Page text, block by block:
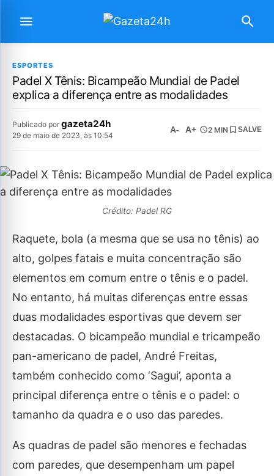
ESPORTES
Padel X Tênis: Bicampeão Mundial de Padel
explica a diferença entre as modalidades
Publicado por gazeta24h
29 de maio de 2023, às 10:54
A- A+ 2 MIN SALVE
Crédito: Padel RG
Raquete, bola (a mesma que se usa no tênis) ao
alto, golpes fatais e muita concentração são
elementos em comum entre o tênis e o padel.
No entanto, há muitas diferenças entre essas
duas modalidades esportivas que devem ser
destacadas. O bicampeão mundial e tricampeão
pan-americano de padel, André Freitas,
também conhecido como ‘Sagui’, aponta a
principal diferença entre o tênis e o padel: o
tamanho da quadra e o uso das paredes.
As quadras de padel são menores e fechadas
com paredes, que desempenham um papel